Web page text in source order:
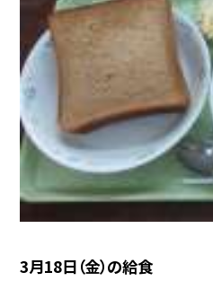
3月18日（金）の給食